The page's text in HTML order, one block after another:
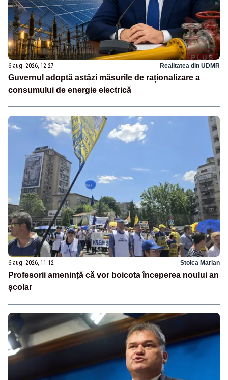
6 aug. 2026, 12:27 Realitatea din UDMR
Guvernul adoptă astăzi măsurile de raționalizare a
consumului de energie electrică
6 aug. 2026, 11:12 Stoica Marian
Profesorii amenință că vor boicota începerea noului an
școlar